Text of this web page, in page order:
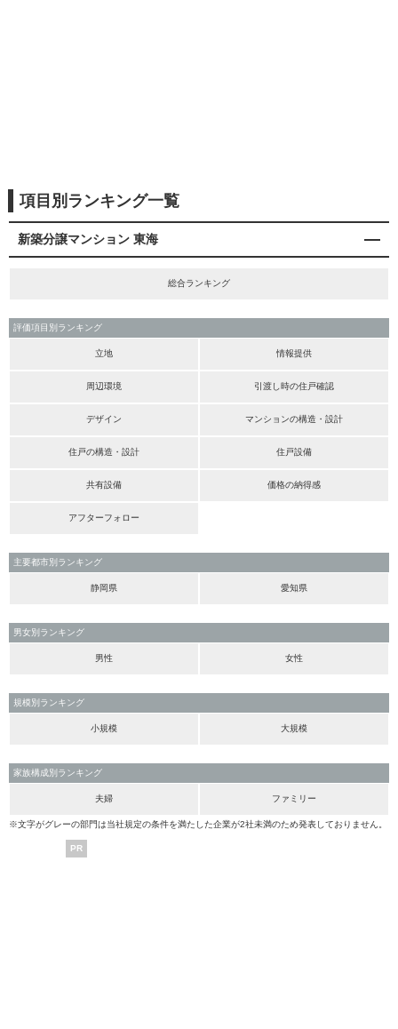
項目別ランキング一覧
新築分譲マンション 東海
総合ランキング
評価項目別ランキング
立地 情報提供
周辺環境 引渡し時の住戸確認
デザイン マンションの構造・設計
住戸の構造・設計 住戸設備
共有設備 価格の納得感
アフターフォロー
主要都市別ランキング
静岡県 愛知県
男女別ランキング
男性 女性
規模別ランキング
小規模 大規模
家族構成別ランキング
夫婦 ファミリー
※文字がグレーの部門は当社規定の条件を満たした企業が2社未満のため発表しておりません。
PR